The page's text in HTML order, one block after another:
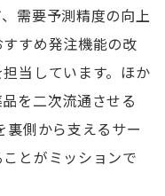
需要予測精度の向上
すめ発注機能の改
当しています。ほか
を二次流通させる
裏側から支えるサー
とがミッションで